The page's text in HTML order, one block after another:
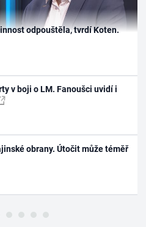
odpouštěla, tvrdí Koten.
v boji o LM. Fanoušci uvidí i
obrany. Útočit může téměř